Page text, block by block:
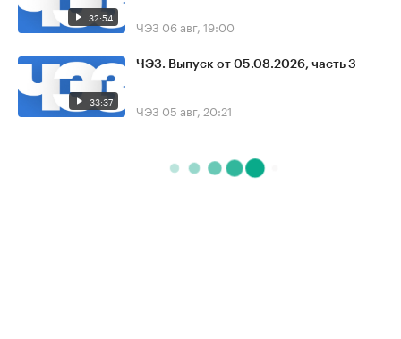
32:54 ЧЭЗ 06 авг, 19:00
33:37
ЧЭЗ. Выпуск от 05.08.2026, часть 3
ЧЭЗ 05 авг, 20:21